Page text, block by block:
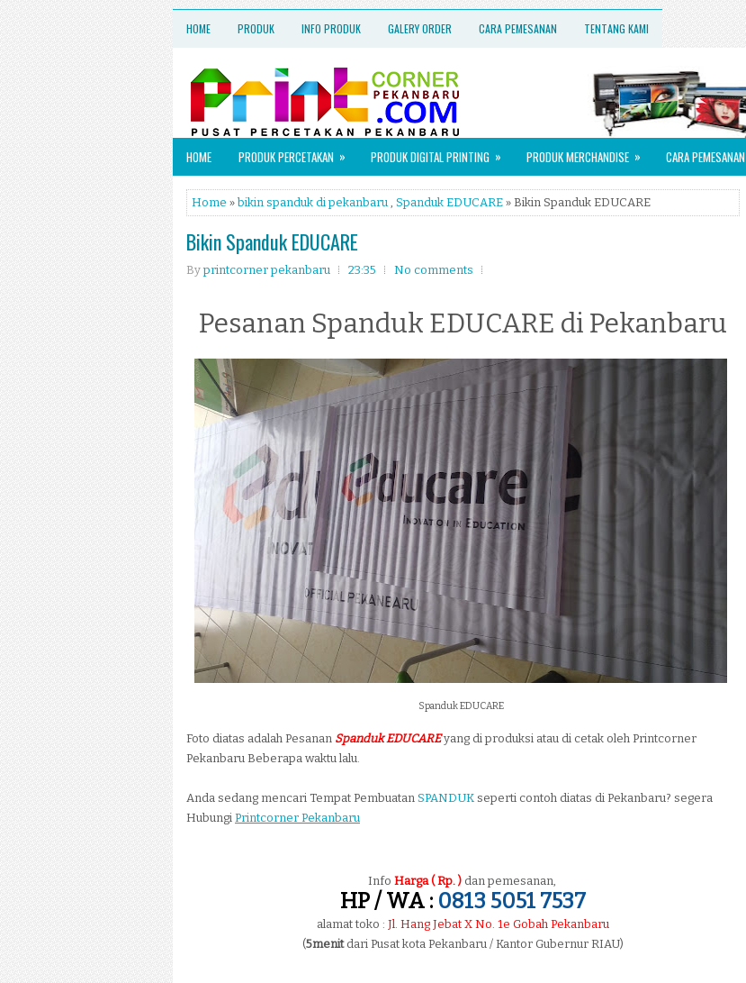
HOME PRODUK INFO PRODUK GALERY ORDER CARA PEMESANAN TENTANG KAMI
HOME PRODUK PERCETAKAN » PRODUK DIGITAL PRINTING » PRODUK MERCHANDISE » CARA PEMESANAN
Home »bikin spanduk di pekanbaru , Spanduk EDUCARE » Bikin Spanduk EDUCARE
Bikin Spanduk EDUCARE
Byprintcorner pekanbaru 23:35 No comments
Pesanan Spanduk EDUCARE di Pekanbaru
Spanduk EDUCARE
Foto diatas adalah Pesanan Spanduk EDUCAREyang di produksi atau di cetak oleh Printcorner
Pekanbaru Beberapa waktu lalu.
Anda sedang mencari Tempat Pembuatan SPANDUK seperti contoh diatas di Pekanbaru? segera
Hubungi Printcorner Pekanbaru
Info Harga ( Rp. ) dan pemesanan,
HP / WA : 0813 5051 7537
alamat toko : Jl. Hang Jebat X No. 1e Gobah Pekanbaru
(5menitdari Pusat kota Pekanbaru / Kantor Gubernur RIAU)